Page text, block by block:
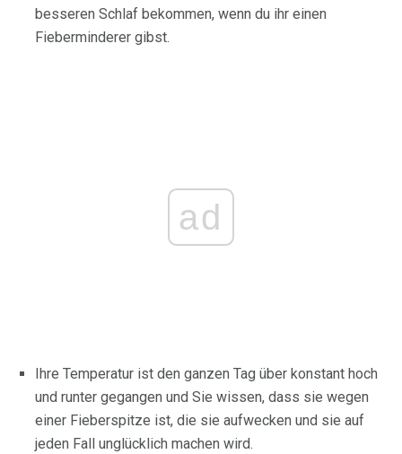
besseren Schlaf bekommen, wenn du ihr einen
Fieberminderer gibst.
ad
Ihre Temperatur ist den ganzen Tag über konstant hoch
und runter gegangen und Sie wissen, dass sie wegen
einer Fieberspitze ist, die sie aufwecken und sie auf
jeden Fall unglücklich machen wird.